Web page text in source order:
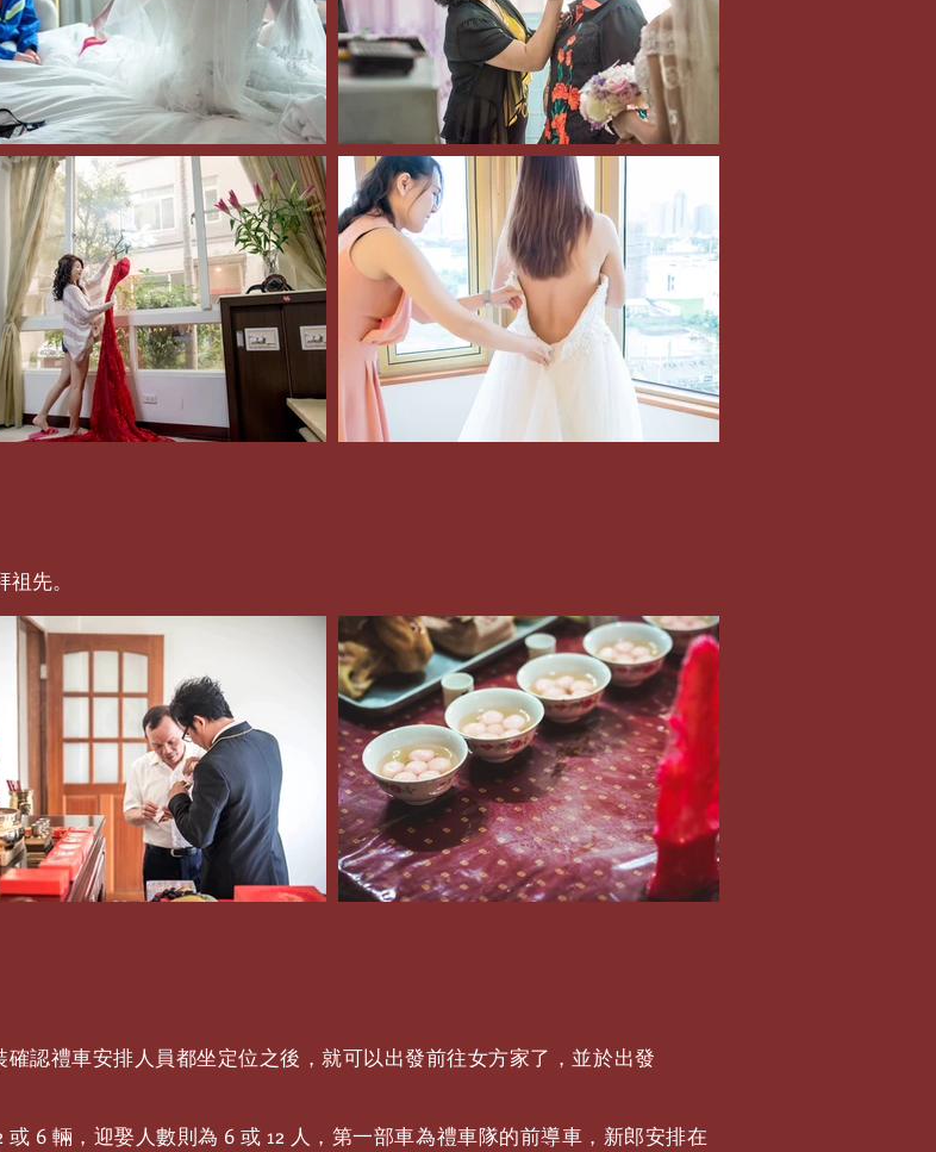
先。
認禮車安排人員都坐定位之後，就可以出發前往女方家了，並於出發
6 輛，迎娶人數則為 6 或 12 人，第一部車為禮車隊的前導車，新郎安排在